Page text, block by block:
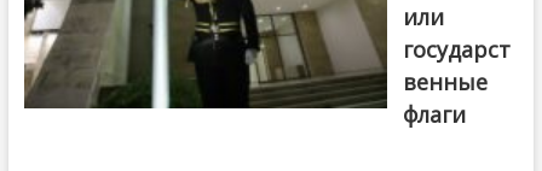
или
государст
венные
флаги